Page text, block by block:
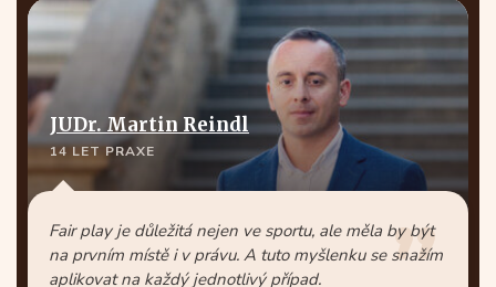
JUDr. Martin Reindl
14 LET PRAXE
Fair play je důležitá nejen ve sportu, ale měla by být
na prvním místě i v právu. A tuto myšlenku se snažím
aplikovat na každý jednotlivý případ.